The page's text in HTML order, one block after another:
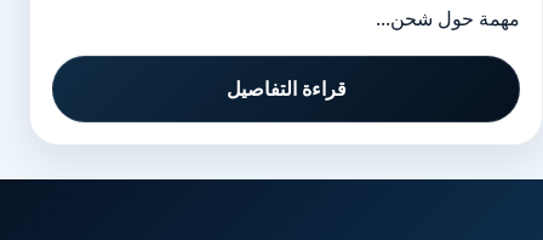
مهمة حول شحن...
قراءة التفاصيل